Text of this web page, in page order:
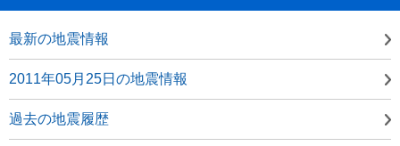
最新の地震情報
2011年05月25日の地震情報
過去の地震履歴